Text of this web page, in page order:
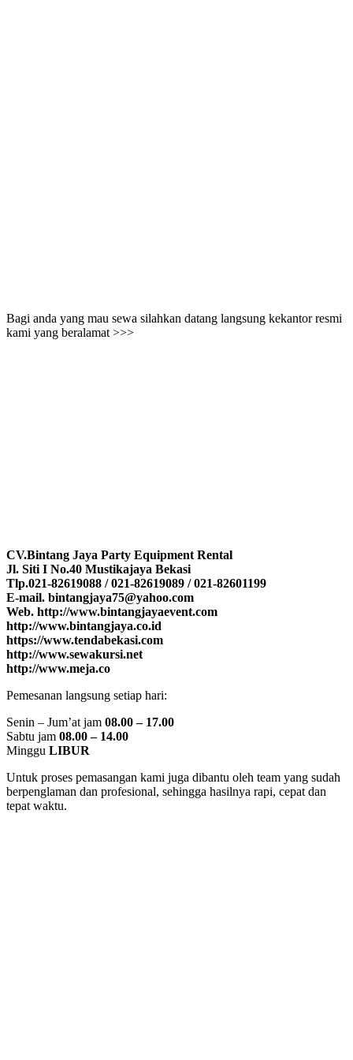
Bagi anda yang mau sewa silahkan datang langsung kekantor resmi
kami yang beralamat >>>
CV.Bintang Jaya Party Equipment Rental
Jl. Siti I No.40 Mustikajaya Bekasi
Tlp.021-82619088 / 021-82619089 / 021-82601199
E-mail. bintangjaya75@yahoo.com
Web. http://www.bintangjayaevent.com
http://www.bintangjaya.co.id
https://www.tendabekasi.com
http://www.sewakursi.net
http://www.meja.co
Pemesanan langsung setiap hari:
Senin – Jum’at jam 08.00 – 17.00
Sabtu jam 08.00 – 14.00
Minggu LIBUR
Untuk proses pemasangan kami juga dibantu oleh team yang sudah
berpenglaman dan profesional, sehingga hasilnya rapi, cepat dan
tepat waktu.